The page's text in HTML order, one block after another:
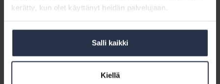
kerätty, kun olet käyttänyt heidän palvelujaan.
Salli kaikki
Kiellä
SISÄLTÖJÄ ISÄNNÖINTILIITON MEDIOISTA
Kuinka lieventää muutosvastarintaa taloyhtiössä?
7.6.2026 Kotitalolehti.fi